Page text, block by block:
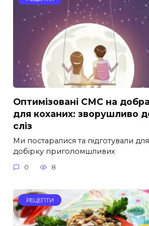
Оптимізовані СМС на
для коханих: зворушливо
сліз
Ми постаралися та підготували
добірку приголомшливих
0 8
РЕЦЕПТИ